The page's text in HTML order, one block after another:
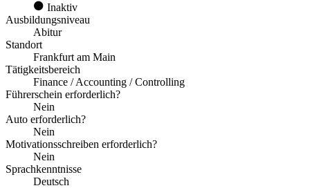
Inaktiv
Ausbildungsniveau
Abitur
Standort
Frankfurt am Main
Tätigkeitsbereich
Finance / Accounting / Controlling
Führerschein erforderlich?
Nein
Auto erforderlich?
Nein
Motivationsschreiben erforderlich?
Nein
Sprachkenntnisse
Deutsch